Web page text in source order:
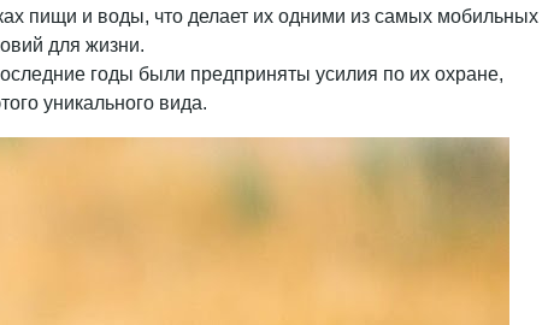
пищи и воды, что делает их одними из самых мобильных
для жизни.
годы были предприняты усилия по их охране,
уникального вида.